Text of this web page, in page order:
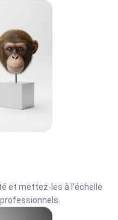
et mettez-les à l'échelle